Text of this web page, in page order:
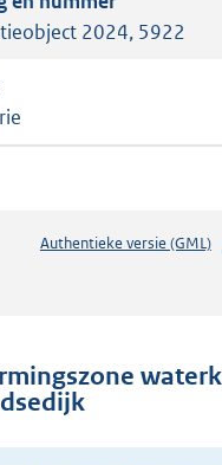
2024, 5922
Authentieke versie (GML)b
n